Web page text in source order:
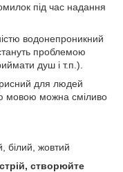
під час надання
водонепроникний
проблемою
душ і т.п.).
для людей
мовою можна сміливо
білий, жовтий
створюйте